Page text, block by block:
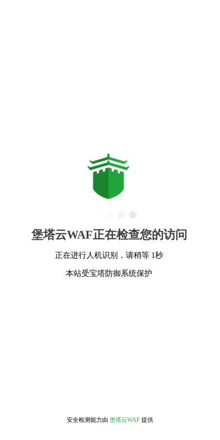
堡塔云WAF正在检查您的访问
正在进行人机识别，请稍等 1秒
本站受宝塔防御系统保护
安全检测能力由 堡塔云WAF 提供